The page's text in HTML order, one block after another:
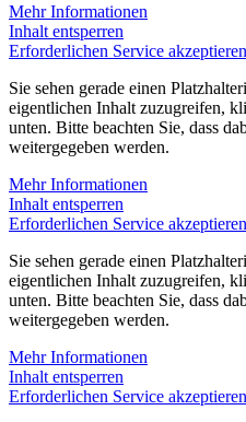
Mehr Informationen
Inhalt entsperren
Erforderlichen Service
Sie sehen gerade einen
eigentlichen Inhalt zuzugreifen,
unten. Bitte beachten Sie, dass
weitergegeben werden.
Mehr Informationen
Inhalt entsperren
Erforderlichen Service
Sie sehen gerade einen
eigentlichen Inhalt zuzugreifen,
unten. Bitte beachten Sie, dass
weitergegeben werden.
Mehr Informationen
Inhalt entsperren
Erforderlichen Service